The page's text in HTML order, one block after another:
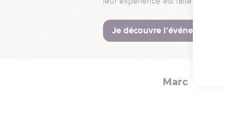
Marc